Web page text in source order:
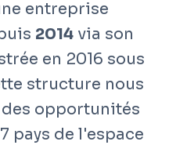
entreprise
2014via son
en 2016 sous
structure nous
opportunités
pays de l'espace